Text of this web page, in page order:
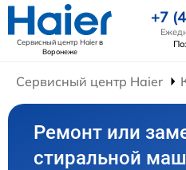
Сервисный центр Haierв
Воронеже
+7
Сервисный центр Haier
Ремонт или
стиральной